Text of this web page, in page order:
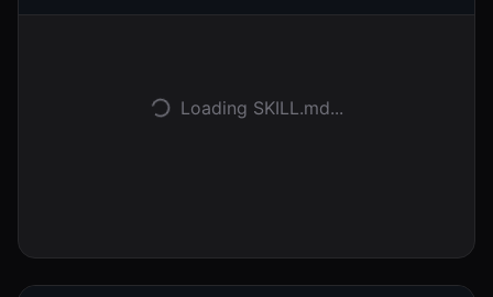
Kom igång
Loading SKILL.md...